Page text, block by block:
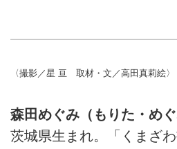
さん。森
〈撮影／星 亘 取材・文／高田真莉絵〉
森田めぐみ（もりた・めぐ
茨城県生まれ。「くまざ